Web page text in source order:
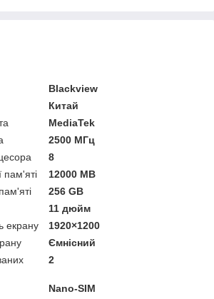
Blackview
Китай
MediaTek
2500 МГц
8
12000 MB
256 GB
11 дюйм
екрану
1920×1200
Ємнісний
2
Nano-SIM